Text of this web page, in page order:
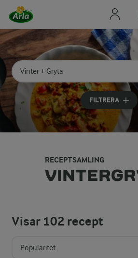
Sök på kategori eller ingrediens
Skriv in sökord för att få förslag
FILTRERA
RECEPTSAMLING
Visar102 recept
Popularitet